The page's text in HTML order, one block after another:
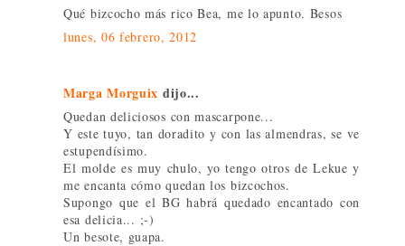
Qué bizcocho más rico Bea, me lo apunto. Besos
lunes, 06 febrero, 2012
Marga Morguix dijo...
Quedan deliciosos con mascarpone...
Y este tuyo, tan doradito y con las almendras, se ve
estupendísimo.
El molde es muy chulo, yo tengo otros de Lekue y
me encanta cómo quedan los bizcochos.
Supongo que el BG habrá quedado encantado con
esa delicia... ;-)
Un besote, guapa.